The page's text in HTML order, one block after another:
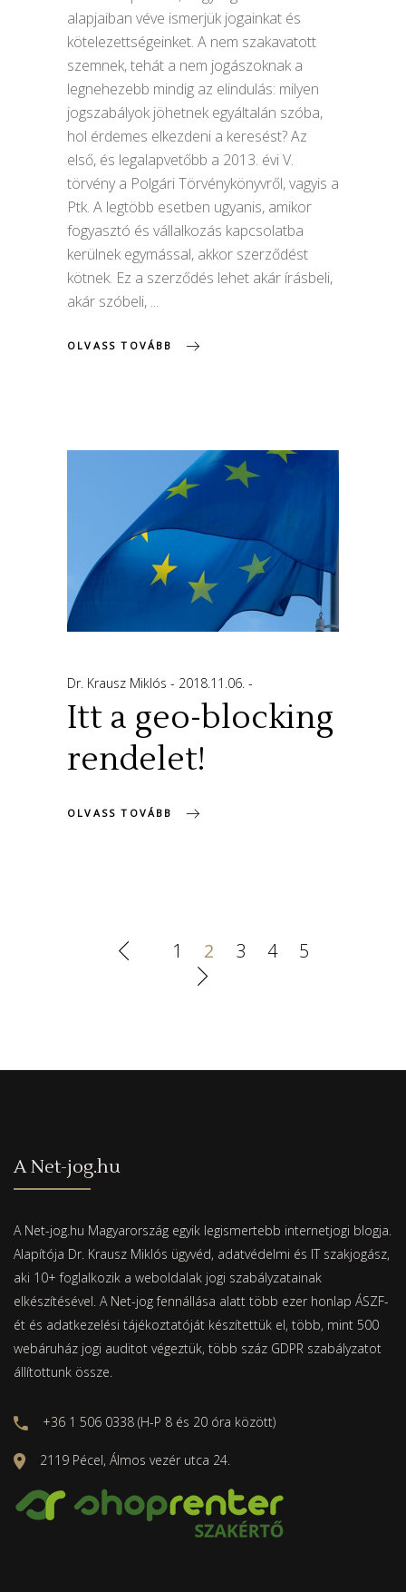
alapjaiban véve ismerjük jogainkat és
kötelezettségeinket. A nem szakavatott
szemnek, tehát a nem jogászoknak a
legnehezebb mindig az elindulás: milyen
jogszabályok jöhetnek egyáltalán szóba,
hol érdemes elkezdeni a keresést? Az
első, és legalapvetőbb a 2013. évi V.
törvény a Polgári Törvénykönyvről, vagyis a
Ptk. A legtöbb esetben ugyanis, amikor
fogyasztó és vállalkozás kapcsolatba
kerülnek egymással, akkor szerződést
kötnek. Ez a szerződés lehet akár írásbeli,
akár szóbeli,
OLVASS TOVÁBB
Dr. Krausz Miklós 2018.11.06.
Itt a geo-blocking
rendelet!
OLVASS TOVÁBB
1 2 3 4 5
A Net-jog.hu
A Net-jog.hu Magyarország egyik legismertebb internetjogi blogja.
Alapítója Dr. Krausz Miklós ügyvéd, adatvédelmi és IT szakjogász,
aki 10+ foglalkozik a weboldalak jogi szabályzatainak
elkészítésével. A Net-jog fennállása alatt több ezer honlap ÁSZF-
ét és adatkezelési tájékoztatóját készítettük el, több, mint 500
webáruház jogi auditot végeztük, több száz GDPR szabályzatot
állítottunk össze.
+36 1 506 0338 (H-P 8 és 20 óra között)
2119 Pécel, Álmos vezér utca 24.